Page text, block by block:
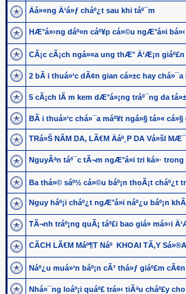
Äá»«ng Ä‘á»ƒ cháº¿t sau khi táº¯m
HÆ°á»›ng dáº«n cáº¥p cá»©u ngÆ°á»i
CÃ¡c cÃ¡ch ngá»«a ung thÆ° Ä‘Æ¡n giáº£n
2 bÃ i thuá»‘c dÃ¢n gian cá»±c hay
5 cÃ¡ch lÃ m kem dÆ°á»¡ng tráº¯ng da
BÃ i thuá»‘c chá»¯a máº¥t ngá»§ tá»« cá»§
TRá»Š NÃM DA, LÃ€M Äáº¸P DA Vá»šI
NguyÃªn táº¯c tÃ¬m ngÆ°á»i tri ká»· trong
Ba thá»© sáº½ cá»©u báº¡n thoÃ¡t cháº¿t
Nguy háº¡i cháº¿t ngÆ°á»i náº¿u báº¡n
TÃ¬nh tráº¡ng quÃ¡ táº£i bao giá» má»›i
CÃCH LÃ€M Máº¶T Náº KHOAI TÃ‚Y
Náº¿u muá»‘n báº¡n cÃ³ thá»ƒ giáº£m
Nhá»¯ng loáº¡i quáº£ trá»‹ tiÃªu cháº£y